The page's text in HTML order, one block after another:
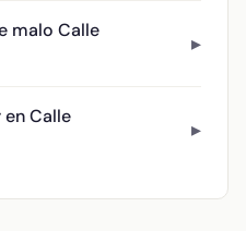
malo Calle
en Calle